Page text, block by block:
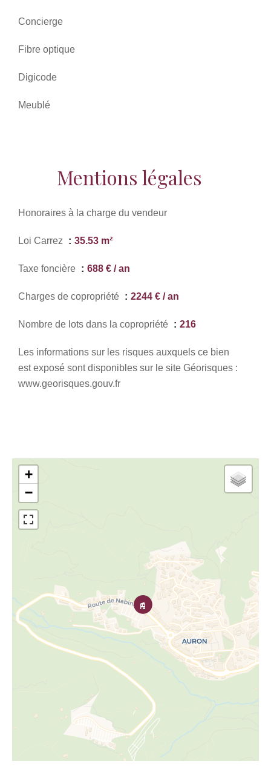
Concierge
Fibre optique
Digicode
Meublé
Mentions légales
Honoraires à la charge du vendeur
Loi Carrez 35.53 m²
Taxe foncière 688 € / an
Charges de copropriété 2244 € / an
Nombre de lots dans la copropriété 216
Les informations sur les risques auxquels ce bien
est exposé sont disponibles sur le site Géorisques :
www.georisques.gouv.fr
+
−